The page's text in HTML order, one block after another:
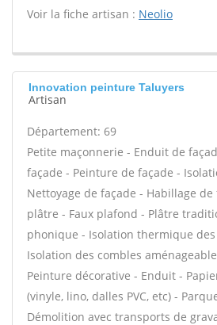
Voir la fiche artisan : Neolio
Innovation peinture Taluyers
Artisan
Département: 69
Petite maçonnerie - Enduit de
façade - Peinture de façade -
Nettoyage de façade - Habillage
plâtre - Faux plafond - Plâtre
phonique - Isolation thermique
Isolation des combles
Peinture décorative - Enduit -
(vinyle, lino, dalles PVC, etc) -
Démolition avec transports de